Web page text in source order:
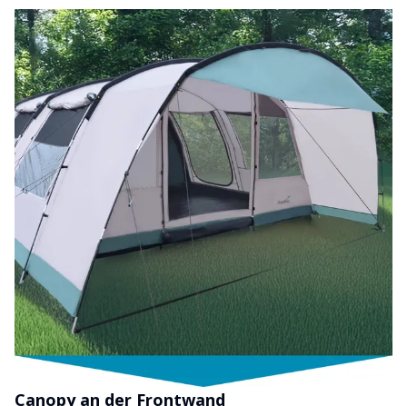
Canopy an der Frontwand